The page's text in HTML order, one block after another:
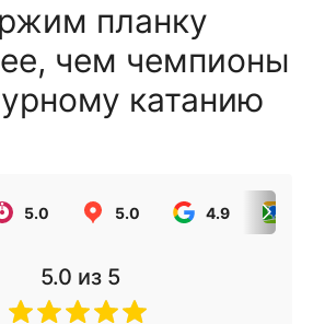
планку
чем чемпионы
катанию
5.0 5.0 4.9
5.0 из 5